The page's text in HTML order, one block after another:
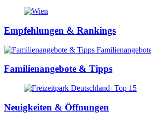
Empfehlungen & Rankings
Familienangebote & Tipps
Neuigkeiten & Öffnungen